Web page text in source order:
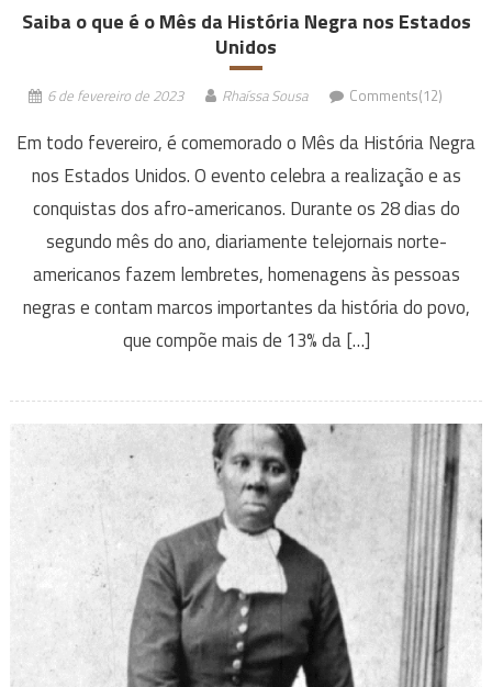
Saiba o que é o Mês da História Negra nos Estados
Unidos
6 de fevereiro de 2023 Rhaíssa Sousa Comments(12)
Em todo fevereiro, é comemorado o Mês da História Negra
nos Estados Unidos. O evento celebra a realização e as
conquistas dos afro-americanos. Durante os 28 dias do
segundo mês do ano, diariamente telejornais norte-
americanos fazem lembretes, homenagens às pessoas
negras e contam marcos importantes da história do povo,
que compõe mais de 13% da […]